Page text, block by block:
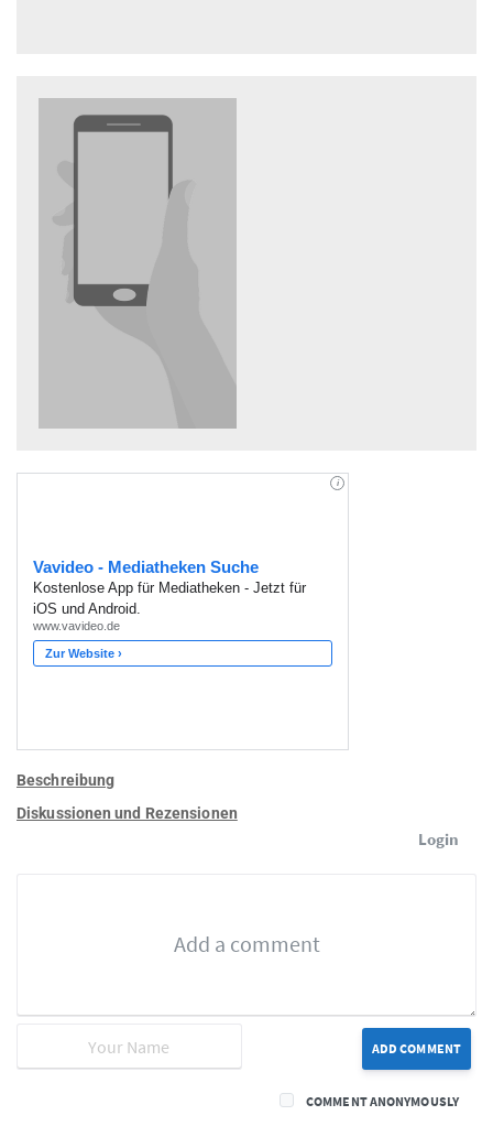
Beschreibung
Diskussionen und Rezensionen
Login
ADD COMMENT
COMMENT ANONYMOUSLY